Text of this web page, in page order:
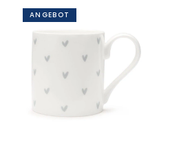
ANGEBOT